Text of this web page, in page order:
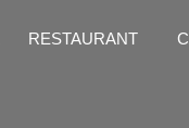
RESTAURANT